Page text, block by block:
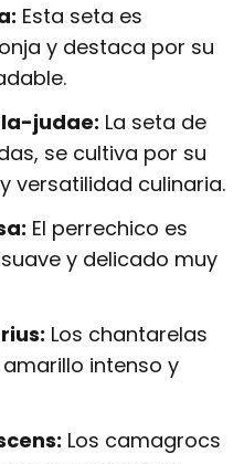
Esta seta es
y destaca por su
judae: La seta de
se cultiva por su
versatilidad culinaria.
El perrechico es
y delicado muy
Los chantarelas
intenso y
Los camagrocs